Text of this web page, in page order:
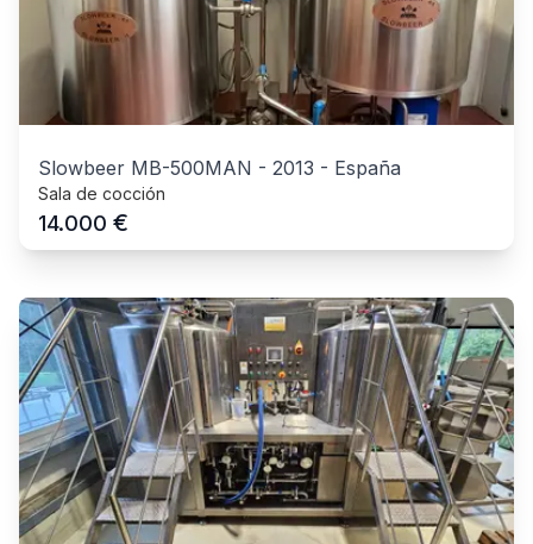
Slowbeer MB-500MAN - 2013 - España
Sala de cocción
14.000 €